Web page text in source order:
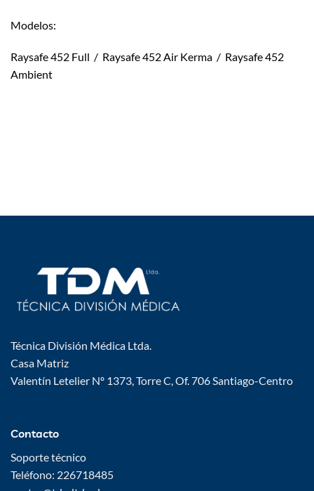
Modelos:
Raysafe 452 Full / Raysafe 452 Air Kerma / Raysafe 452
Ambient
Técnica División Médica Ltda.
Casa Matriz
Valentín Letelier Nº 1373, Torre C, Of. 706 Santiago-Centro
Contacto
Soporte técnico
Teléfono: 226718485